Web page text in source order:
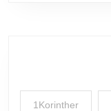
1Korinther